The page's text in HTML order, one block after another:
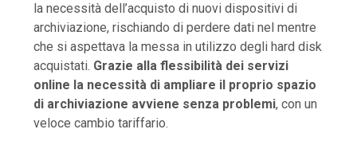
la necessità dell’acquisto di nuovi dispositivi di
archiviazione, rischiando di perdere dati nel mentre
che si aspettava la messa in utilizzo degli hard disk
acquistati. Grazie alla flessibilità dei servizi
online la necessità di ampliare il proprio spazio
di archiviazione avviene senza problemi, con un
veloce cambio tariffario.